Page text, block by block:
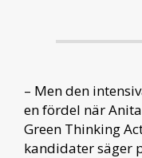
– Men den
en fördel när
Green Thinking
kandidater säger